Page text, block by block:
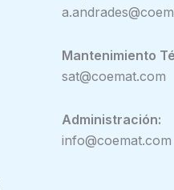
Mantenimiento
sat@coemat.com
Administración:
info@coemat.com